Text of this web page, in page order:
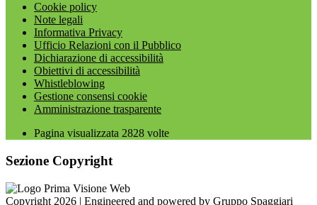
Cookie policy
Note legali
Informativa Privacy
Ufficio Relazioni con il Pubblico
Dichiarazione di accessibilità
Obiettivi di accessibilità
Whistleblowing
Gestione consensi cookie
Amministrazione trasparente
Pagina visualizzata 2828 volte
Sezione Copyright
Copyright 2026 | Engineered and powered by Gruppo Spaggiari